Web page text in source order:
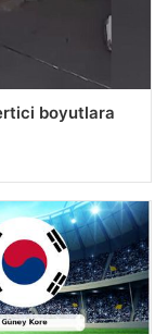
boyutlara